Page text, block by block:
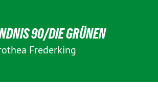
90/DIE GRÜNEN
Frederking